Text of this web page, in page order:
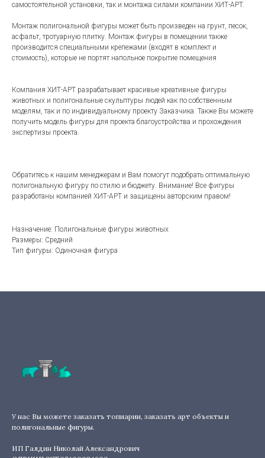
самостоятельной установки, так и монтажа силами компании ХИТ-АРТ.
Монтаж полигональной фигуры может быть произведен на грунт, песок,
асфальт, тротуарную плитку. Монтаж фигуры в помещении также
производится специальными крепежами (входят в комплект и
стоимость), которые не портят напольное покрытие помещения
Компания ХИТ-АРТ разрабатывает красивые креативные фигуры
животных и полигональные скульптуры людей как по собственным
моделям, так и по индивидуальному проекту Заказчика. Также Вы можете
получить модель фигуры для проекта благоустройства и прохождения
экспертизы проекта.
Обратитесь к нашим менеджерам и Вам помогут подобрать оптимальную
полигональную фигуру по стилю и бюджету. Внимание! Все фигуры
разработаны компанией ХИТ-АРТ и защищены авторским правом!
Назначение: Полигональные фигуры животных
Размеры: Средний
Тип фигуры: Одиночная фигура
У нас Вы можете заказать топиарии, заказать арт объекты и
полигональные фигуры.
ИП Галдин Николай Александрович